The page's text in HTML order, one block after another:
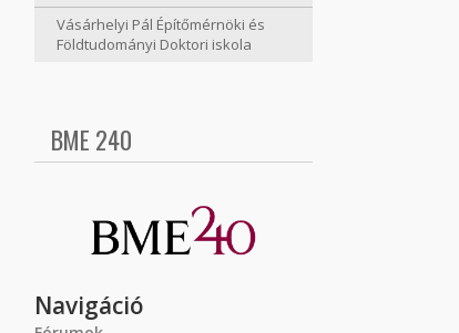
Vásárhelyi Pál Építőmérnöki és
Földtudományi Doktori iskola
BME 240
Navigáció